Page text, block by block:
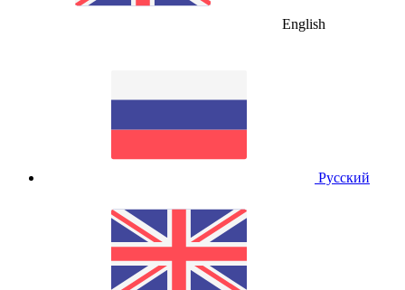
English
Русский